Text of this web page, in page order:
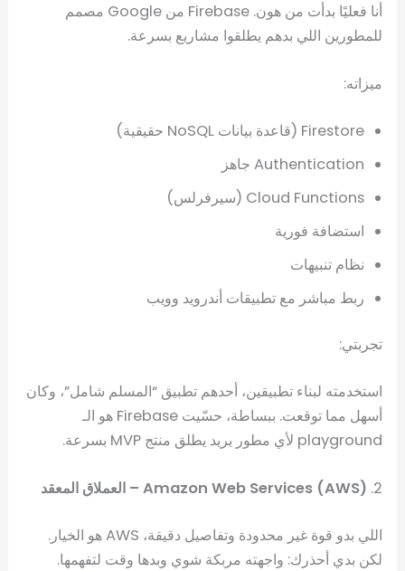
أنا فعليًا بدأت من هون. Firebase من Google مصمم
للمطورين اللي بدهم يطلقوا مشاريع بسرعة.
ميزاته:
Firestore (قاعدة بيانات NoSQL حقيقية)
Authentication جاهز
Cloud Functions (سيرفرلس)
استضافة فورية
نظام تنبيهات
ربط مباشر مع تطبيقات أندرويد وويب
تجربتي:
استخدمته لبناء تطبيقين، أحدهم تطبيق “المسلم شامل”، وكان
أسهل مما توقعت. ببساطة، حسّيت Firebase هو الـ
playground لأي مطور يريد يطلق منتج MVP بسرعة.
2. Amazon Web Services (AWS) – العملاق المعقد
اللي بدو قوة غير محدودة وتفاصيل دقيقة، AWS هو الخيار.
لكن بدي أحذرك: واجهته مربكة شوي وبدها وقت لتفهمها.